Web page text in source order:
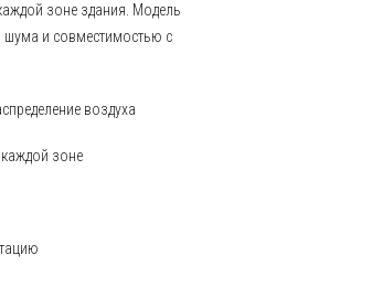
зоне здания. Модель
шума и совместимостью с
воздуха
зоне